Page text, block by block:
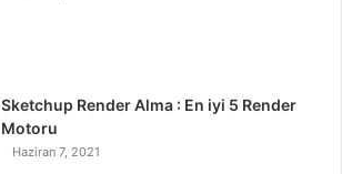
Sketchup Render Alma : En iyi 5 Render
Motoru
Haziran 7, 2021